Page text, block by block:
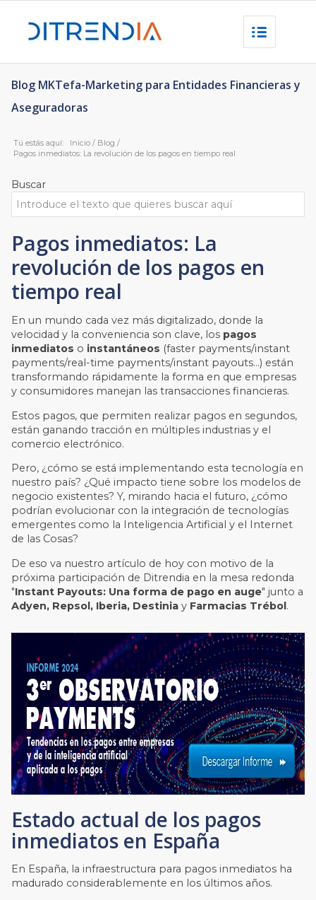
Blog MKTefa-Marketing para Entidades Financieras y
Aseguradoras
Tú estás aquí: Inicio / Blog /
Pagos inmediatos: La revolución de los pagos en tiempo real
Buscar
Pagos inmediatos: La
revolución de los pagos en
tiempo real
En un mundo cada vez más digitalizado, donde la
velocidad y la conveniencia son clave, los pagos
inmediatos o instantáneos (faster payments/instant
payments/real-time payments/instant payouts...) están
transformando rápidamente la forma en que empresas
y consumidores manejan las transacciones financieras.
Estos pagos, que permiten realizar pagos en segundos,
están ganando tracción en múltiples industrias y el
comercio electrónico.
Pero, ¿cómo se está implementando esta tecnología en
nuestro país? ¿Qué impacto tiene sobre los modelos de
negocio existentes? Y, mirando hacia el futuro, ¿cómo
podrían evolucionar con la integración de tecnologías
emergentes como la Inteligencia Artificial y el Internet
de las Cosas?
De eso va nuestro artículo de hoy con motivo de la
próxima participación de Ditrendia en la mesa redonda
"Instant Payouts: Una forma de pago en auge" junto a
Adyen, Repsol, Iberia, Destiniay Farmacias Trébol.
Estado actual de los pagos
inmediatos en España
En España, la infraestructura para pagos inmediatos ha
madurado considerablemente en los últimos años.